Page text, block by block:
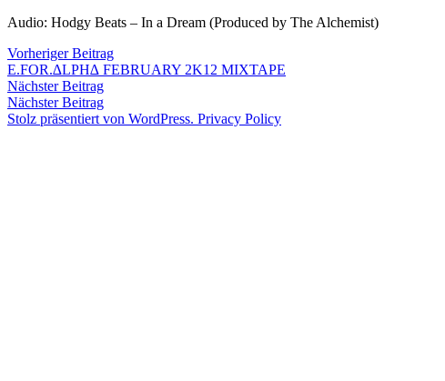
Zum
springen
von
Februar
2012
einen
Kommentar
zu
Audio: Hodgy Beats – In a Dream (Produced by The Alchemist)
Veröffentlicht
von
snhpfr
29.
Februar
2012
Veröffentlicht
in
Uncategorized
Schlagwörter:
2k12,
audio,
Hodgy
Beats ,
Beitragsnavigation
Vorheriger BeitragVorheriger
Beitrag:
E.FOR.∆LPH∆ FEBRUARY 2K12 MIXTAPE
Nächster BeitragNächster
Beitrag:
Nächster Beitrag
Stolz präsentiert von WordPress. Privacy Policy